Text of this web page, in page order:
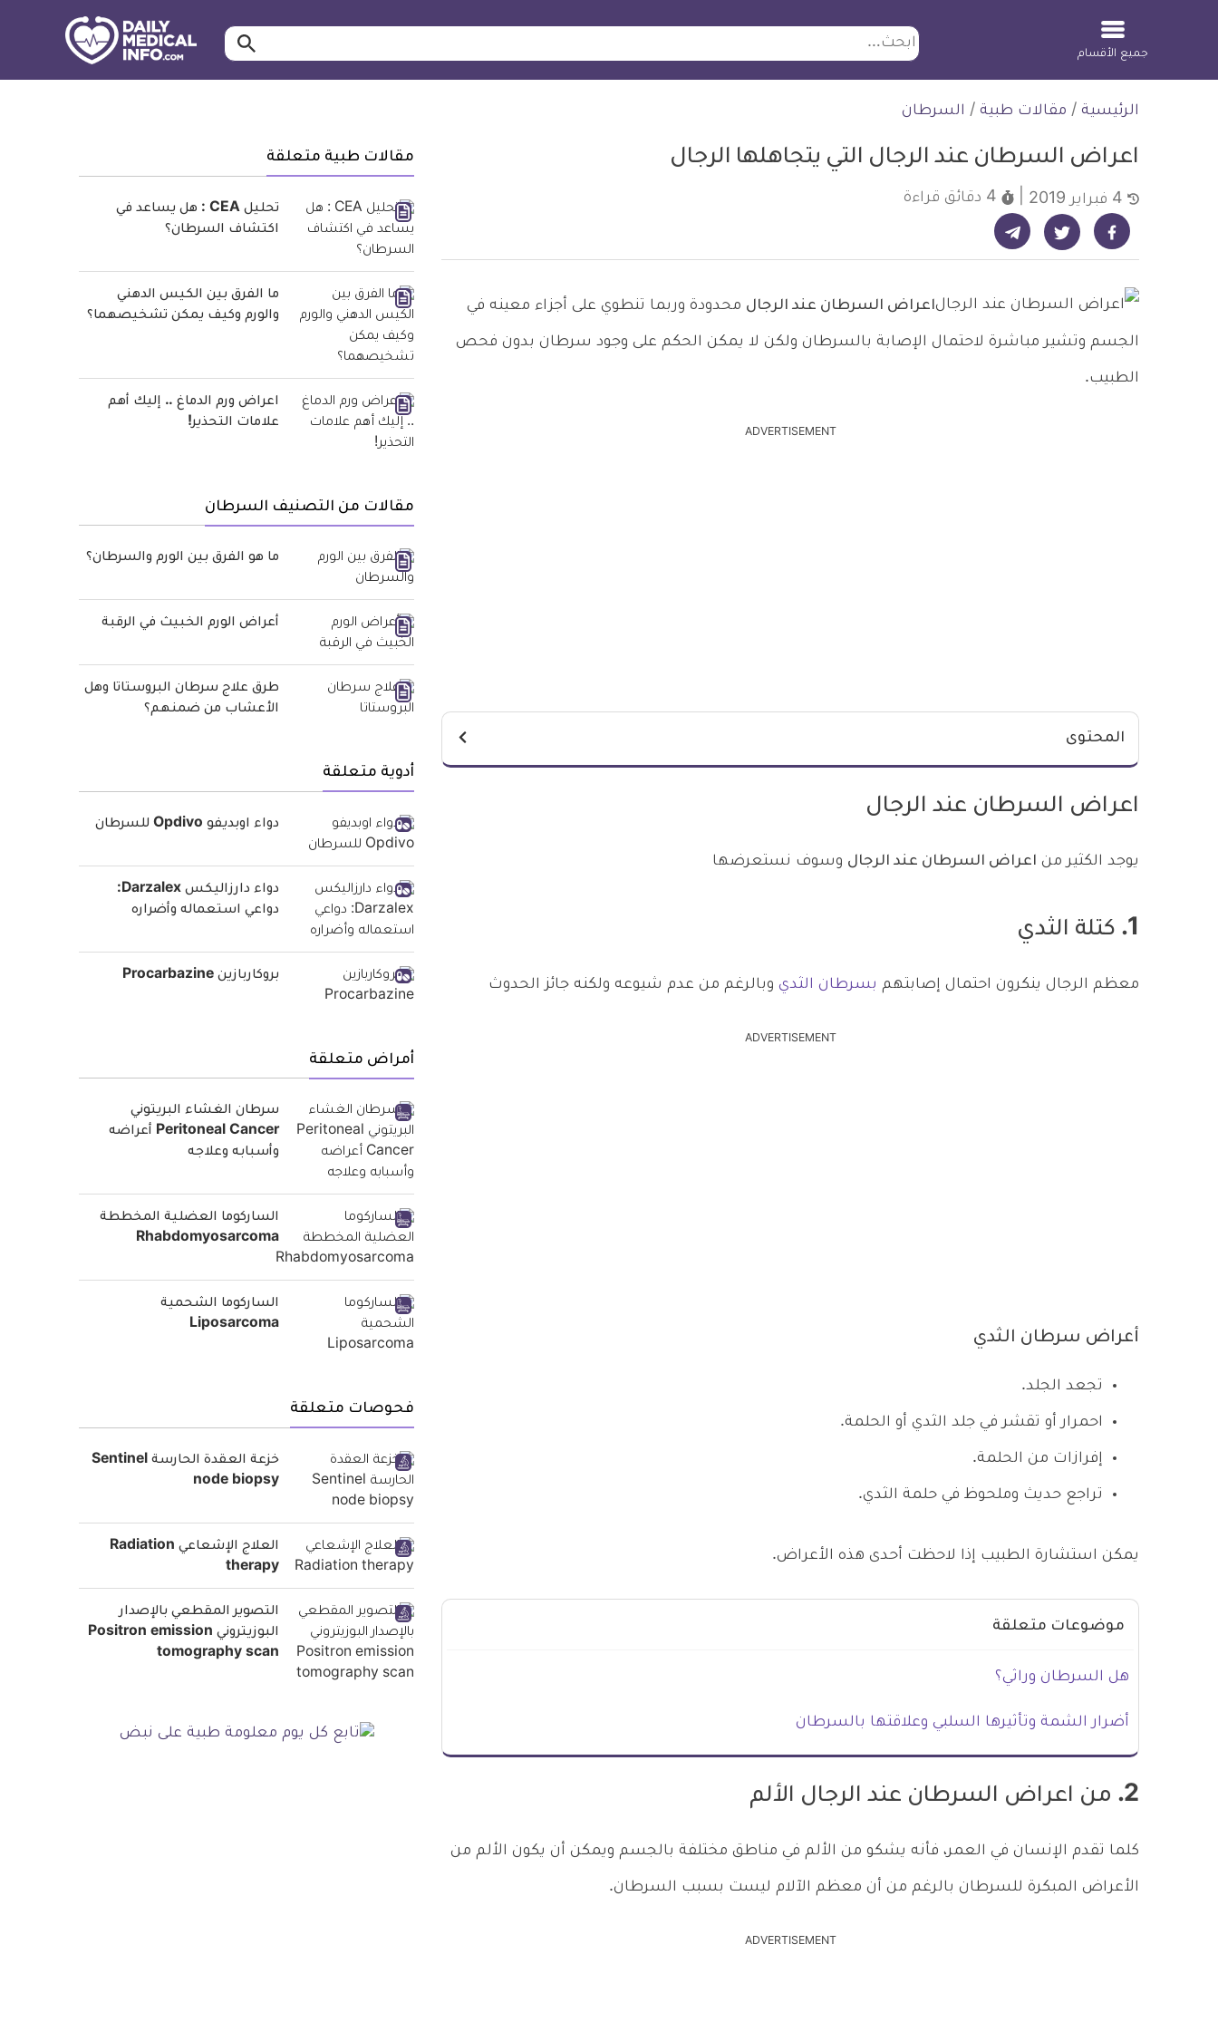
ابحث ابحث…
جميع الأقسام
الرئيسية / مقالات طبية / السرطان
اعراض السرطان عند الرجال التي يتجاهلها الرجال
4 دقائق قراءة
شارك على فيسبوك - ديلي ميديكال انفو شارك على تويتر - ديلي ميديكال انفو شارك على تيليجرام - ديلي ميديكال انفو
اعراض السرطان عند الرجال محدودة وربما تنطوي على أجزاء معينه في
الجسم وتشير مباشرة لاحتمال الإصابة بالسرطان ولكن لا يمكن الحكم على وجود سرطان بدون فحص
الطبيب.
ADVERTISEMENT
المحتوى
اعراض السرطان عند الرجال
يوجد الكثير من اعراض السرطان عند الرجال وسوف نستعرضها
1. كتلة الثدي
معظم الرجال ينكرون احتمال إصابتهم بسرطان الثدي وبالرغم من عدم شيوعه ولكنه جائز الحدوث
ADVERTISEMENT
أعراض سرطان الثدي
تجعد الجلد.
احمرار أو تقشر في جلد الثدي أو الحلمة.
إفرازات من الحلمة.
تراجع حديث وملحوظ في حلمة الثدي.
يمكن استشارة الطبيب إذا لاحظت أحدى هذه الأعراض.
موضوعات متعلقة
هل السرطان وراثي؟
أضرار الشمة وتأثيرها السلبي وعلاقتها بالسرطان
2. من اعراض السرطان عند الرجال الألم
كلما تقدم الإنسان في العمر، فأنه يشكو من الألم في مناطق مختلفة بالجسم ويمكن أن يكون الألم من
الأعراض المبكرة للسرطان بالرغم من أن معظم الآلام ليست بسبب السرطان.
ADVERTISEMENT
مقالات طبية متعلقة
تحليل CEA : هل يساعد في
اكتشاف السرطان؟
ما الفرق بين الكيس الدهني
والورم وكيف يمكن تشخيصهما؟
اعراض ورم الدماغ .. إليك أهم
علامات التحذير!
مقالات من التصنيف السرطان
ما هو الفرق بين الورم والسرطان؟
أعراض الورم الخبيث في الرقبة
طرق علاج سرطان البروستاتا وهل
الأعشاب من ضمنهم؟
أدوية متعلقة
دواء اوبديفو Opdivo للسرطان
دواء دارزاليكس Darzalex:
دواعي استعماله وأضراره
بروكاربازين Procarbazine
أمراض متعلقة
سرطان الغشاء البريتوني
Peritoneal Cancer أعراضه
وأسبابه وعلاجه
الساركوما العضلية المخططة
Rhabdomyosarcoma
الساركوما الشحمية
Liposarcoma
فحوصات متعلقة
خزعة العقدة الحارسة Sentinel
node biopsy
العلاج الإشعاعي Radiation
therapy
التصوير المقطعي بالإصدار
البوزيتروني Positron emission
tomography scan